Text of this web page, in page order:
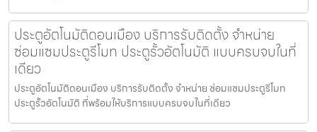
ประตูอัตโนมัติดอนเมือง บริการรับติดตั้ง จำหน่าย
ซ่อมแซมประตูรีโมท ประตูรั้วอัตโนมัติ แบบครบจบในที่
เดียว
ประตูอัตโนมัติดอนเมือง บริการรับติดตั้ง จำหน่าย ซ่อมแซมประตูรีโมท
ประตูรั้วอัตโนมัติ ที่พร้อมให้บริการแบบครบจบในที่เดียว